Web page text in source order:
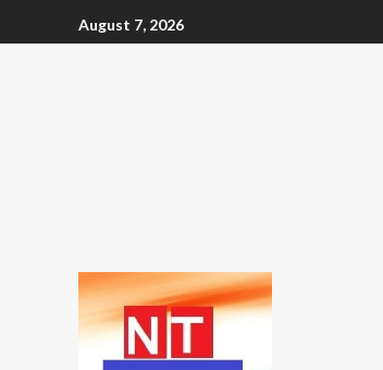
August 7, 2026